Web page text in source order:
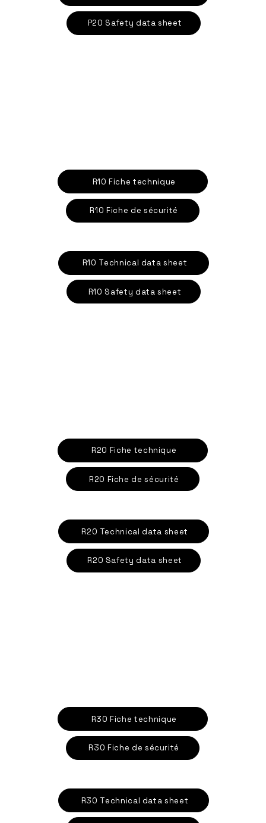
P20 Safety data sheet
R10 Fiche technique
R10 Fiche de sécurité
R10 Technical data sheet
R10 Safety data sheet
R20 Fiche technique
R20 Fiche de sécurité
R20 Technical data sheet
R20 Safety data sheet
R30 Fiche technique
R30 Fiche de sécurité
R30 Technical data sheet